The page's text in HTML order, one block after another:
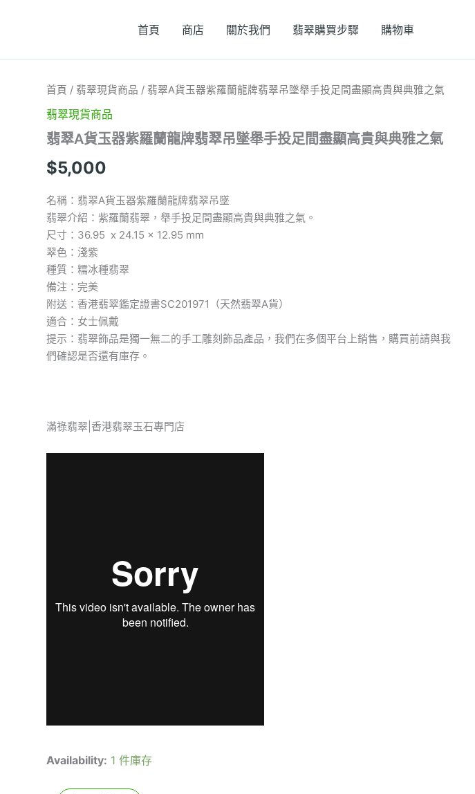
首頁 商店 關於我們 翡翠購買步驟 購物車
首頁 /翡翠現貨商品 / 翡翠A貨玉器紫羅蘭龍牌翡翠吊墜舉手投足間盡顯高貴與典雅之氣
翡翠現貨商品
翡翠A貨玉器紫羅蘭龍牌翡翠吊墜舉手投足間盡顯高貴與典雅之氣
$5,000
名稱：翡翠A貨玉器紫羅蘭龍牌翡翠吊墜
翡翠介紹：紫羅蘭翡翠，舉手投足間盡顯高貴與典雅之氣。
尺寸：36.95 x 24.15 x 12.95 mm
翠色：淺紫
種質：糯冰種翡翠
備注：完美
附送：香港翡翠鑑定證書SC201971（天然翡翠A貨）
適合：女士佩戴
提示：翡翠飾品是獨一無二的手工雕刻飾品產品，我們在多個平台上銷售，購買前請與我
們確認是否還有庫存。
滿祿翡翠|香港翡翠玉石專門店
Availability: 1 件庫存
翡
A
貨
玉
紫
蘭
龍
牌
翡
翠
吊
墜
舉
手
投
足
間
盡
與
典